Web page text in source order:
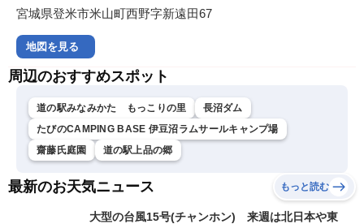
宮城県登米市米山町西野字新遠田67
地図を見る
周辺のおすすめスポット
道の駅みなみかた もっこりの里
長沼ダム
たびのCAMPING BASE 伊豆沼ラムサールキャンプ場
齋藤氏庭園
道の駅上品の郷
最新のお天気ニュース もっと読む
大型の台風15号(チャンホン) 来週は北日本や東